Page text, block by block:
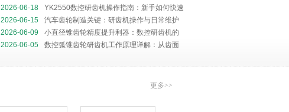
与加工效率解析
2026-06-18
YK2550数控研齿机操作指南：新手如何快速
掌握对刀与循环调整？
2026-06-15
汽车齿轮制造关键：研齿机操作与日常维护
技巧
2026-06-09
小直径锥齿轮精度提升利器：数控研齿机的
工作原理与核心优势
2026-06-05
数控弧锥齿轮研齿机工作原理详解：从齿面
更多>>